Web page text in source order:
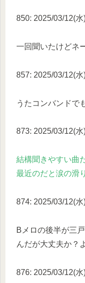
850: 2025/03/12(
一回聞いたけどネ
857: 2025/03/12(
うたコンバンドで
873: 2025/03/12(
結構聞きやすい曲
最近のだと涙の滑
874: 2025/03/12(
Bメロの後半が三
んだが大丈夫か？
876: 2025/03/12(